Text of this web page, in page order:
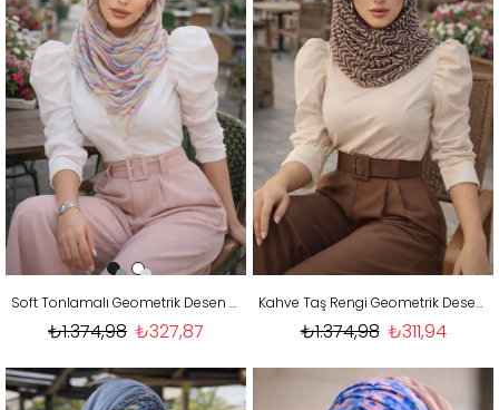
Soft Tonlamalı Geometrik Desen Hazır Şal
₺327,87
₺1.374,98
Kahve Taş Rengi Geometrik Desen Hazır Şal
₺311,94
₺1.374,98